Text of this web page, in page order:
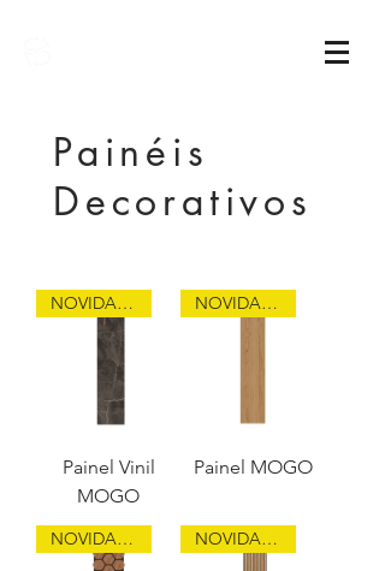
Painéis
Decorativos
NOVIDADE
Painel Vinil
MOGO
NOVIDADE
Painel MOGO
NOVIDADE NOVIDADE